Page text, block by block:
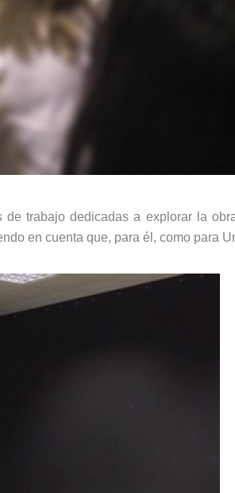
trabajo dedicadas a explorar la
en cuenta que, para él, como para